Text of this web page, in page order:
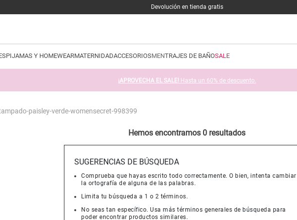
Devolución en tienda gratis
PIJAMAS Y HOMEWEARMATERNIDADACCESORIOSMENTRAJES DE BAÑOSALE
¡APROVECHA EL SALE! Hasta un 60% de descuento.
paisley-verde-womensecret-998399
Hemos encontramos 0 resultados
SUGERENCIAS DE BÚSQUEDA
Comprueba que hayas escrito todo correctamente. O bien, intenta cambiar
la ortografía de alguna de las palabras.
Limita tu búsqueda a 1 o 2 términos.
No seas tan específico. Usa más términos generales de búsqueda para
poder encontrar productos similares.